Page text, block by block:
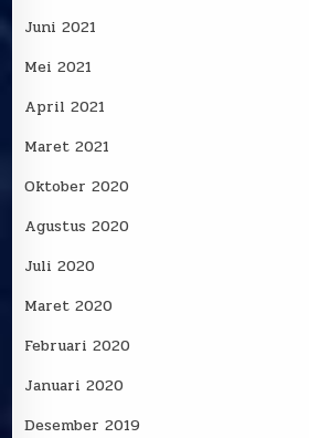
Juni 2021
Mei 2021
April 2021
Maret 2021
Oktober 2020
Agustus 2020
Juli 2020
Maret 2020
Februari 2020
Januari 2020
Desember 2019